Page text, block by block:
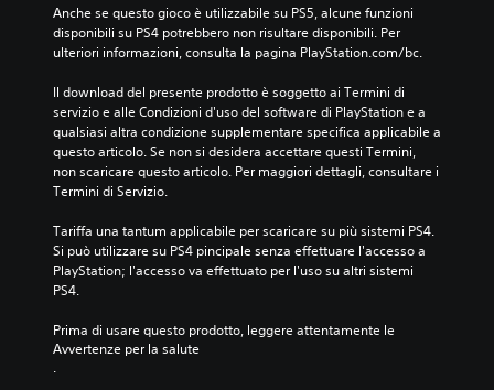
Anche se questo gioco è utilizzabile su PS5, alcune funzioni
disponibili su PS4 potrebbero non risultare disponibili. Per
ulteriori informazioni, consulta la pagina PlayStation.com/bc.
Il download del presente prodotto è soggetto ai Termini di
servizio e alle Condizioni d'uso del software di PlayStation e a
qualsiasi altra condizione supplementare specifica applicabile a
questo articolo. Se non si desidera accettare questi Termini,
non scaricare questo articolo. Per maggiori dettagli, consultare i
Termini di Servizio.
Tariffa una tantum applicabile per scaricare su più sistemi PS4.
Si può utilizzare su PS4 pincipale senza effettuare l'accesso a
PlayStation; l'accesso va effettuato per l'uso su altri sistemi
PS4.
Prima di usare questo prodotto, leggere attentamente le
Avvertenze per la salute
.